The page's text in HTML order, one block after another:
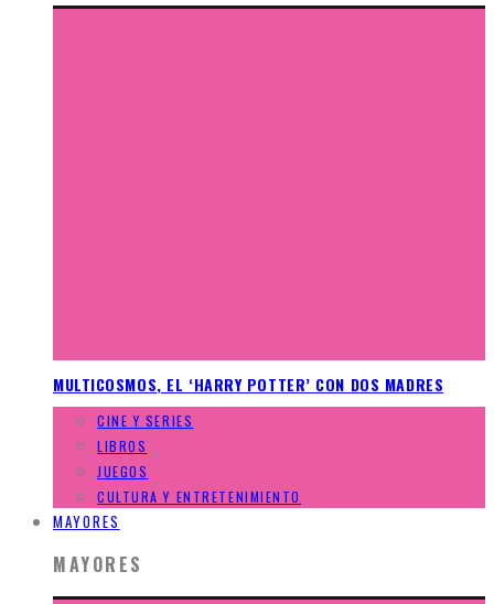
MULTICOSMOS, EL ‘HARRY POTTER’ CON DOS MADRES
CINE Y SERIES
LIBROS
JUEGOS
CULTURA Y ENTRETENIMIENTO
MAYORES
MAYORES